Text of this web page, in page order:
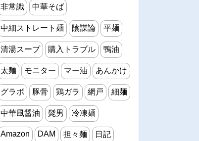
非常識 中華そば
中細ストレート麺 陰謀論 平麺
清湯スープ 購入トラブル 鴨油
太麺 モニター マー油 あんかけ
グラボ 豚骨 鶏ガラ 網戸 細麺
中華風醤油 髭男 冷凍麺
Amazon DAM 担々麺 日記